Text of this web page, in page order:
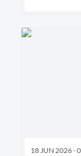
18 JUN 2026 -